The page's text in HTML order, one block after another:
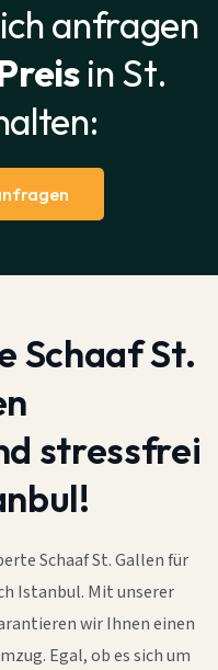
anfragen
in St.
Schaaf St.
stressfrei
Schaaf St. Gallen für
Istanbul. Mit unserer
wir Ihnen einen
Egal, ob es sich um